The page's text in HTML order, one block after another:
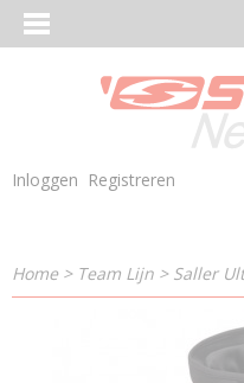
Inloggen Registreren
Home> Team Lijn > Saller